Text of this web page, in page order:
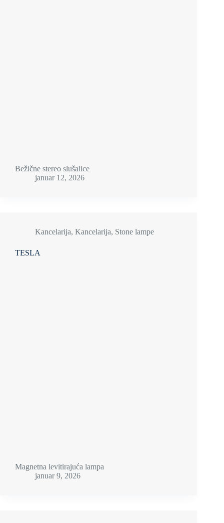
Bežične stereo slušalice
januar 12, 2026
Kancelarija, Kancelarija, Stone lampe
TESLA
Magnetna levitirajuća lampa
januar 9, 2026